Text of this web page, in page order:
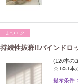
まつエク
持続性抜群!!バインドロ
(120本の
☆1本1本
提示条件：